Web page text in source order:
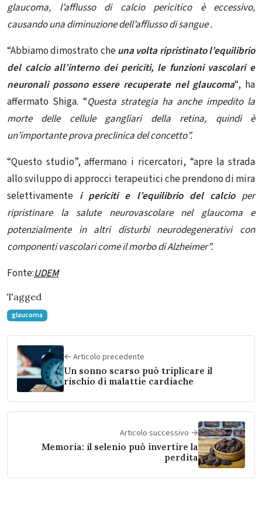
glaucoma, l’afflusso di calcio pericitico è eccessivo,
causando una diminuzione dell’afflusso di sangue .
“Abbiamo dimostrato cheuna volta ripristinato l’equilibrio
del calcio all’interno dei periciti, le funzioni vascolari e
neuronali possono essere recuperate nel glaucoma“, ha
affermato Shiga. “Questa strategia ha anche impedito la
morte delle cellule gangliari della retina, quindi è
un’importante prova preclinica del concetto”.
“Questo studio”, affermano i ricercatori, “apre la strada
allo sviluppo di approcci terapeutici che prendono di mira
selettivamente i periciti e l’equilibrio del calcioper
ripristinare la salute neurovascolare nel glaucoma e
potenzialmente in altri disturbi neurodegenerativi con
componenti vascolari come il morbo di Alzheimer”.
Fonte:UDEM
Tagged
glaucoma
← Articolo precedente
Un sonno scarso può triplicare il
rischio di malattie cardiache
Articolo successivo →
Memoria: il selenio può invertire la
perdita